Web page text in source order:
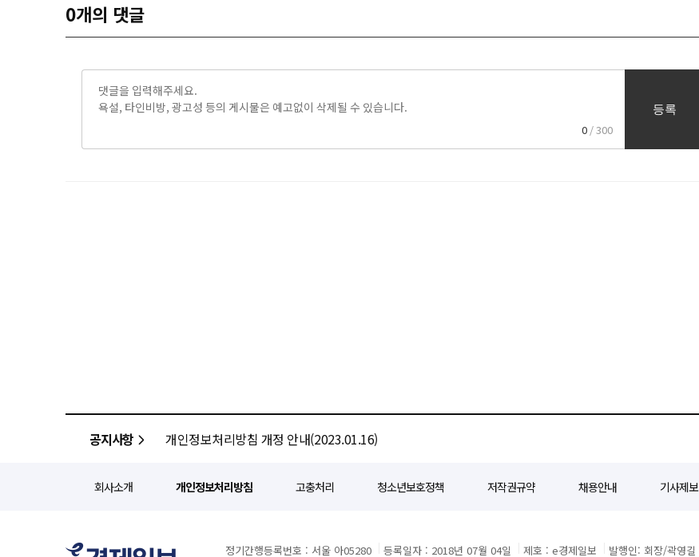
0개의 댓글
0 / 300
등록
공지사항 개인정보처리방침 개정 안내(2023.01.16)
회사소개 개인정보처리방침 고충처리 청소년보호정책 저작권규약 채용안내 기사제보
정기간행등록번호 : 서울 아05280 등록일자 : 2018년 07월 04일 제호 : e경제일보 발행인: 회장/곽영길